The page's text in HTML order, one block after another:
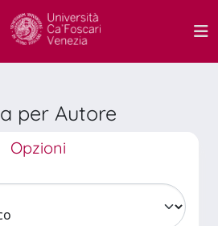
per Autore
Opzioni